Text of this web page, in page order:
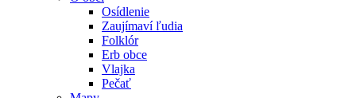
Osídlenie
Zaujímaví ľudia
Folklór
Erb obce
Vlajka
Pečať